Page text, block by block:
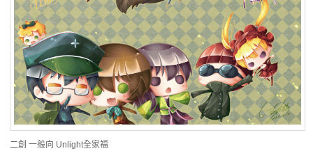
登入
二創 一般向 Unlight全家福